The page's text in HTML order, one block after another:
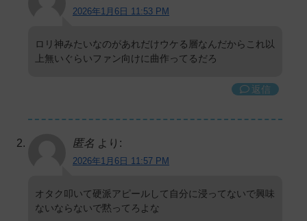
2026年1月6日 11:53 PM
ロリ神みたいなのがあれだけウケる層なんだからこれ以
上無いぐらいファン向けに曲作ってるだろ
返信
匿名 より:
2026年1月6日 11:57 PM
オタク叩いて硬派アピールして自分に浸ってないで興味
ないならないで黙ってろよな